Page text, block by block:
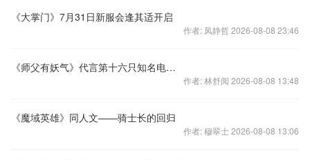
《大掌门》7月31日新服会逢其适开启
作者: 凤静哲 2026-08-08 23:46
《师父有妖气》代言第十六只知名电竞解说周淑仪
作者: 林舒阅 2026-08-08 13:48
《魔域英雄》同人文——骑士长的回归
作者: 穆翠士 2026-08-08 13:06